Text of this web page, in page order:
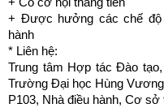
+ Được hưởng các chế độ
hành
* Liên hệ:
Trung tâm Hợp tác Đào
Trường Đại học Hùng Vương
P103, Nhà điều hành, Cơ sở